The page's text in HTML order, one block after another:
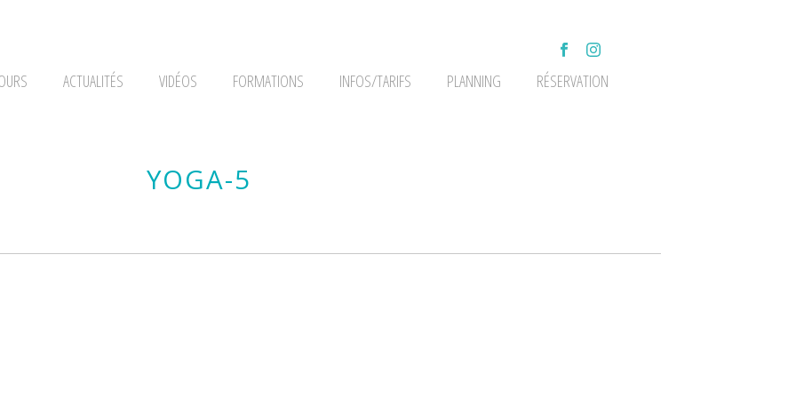
ACTUALITÉS VIDÉOS FORMATIONS INFOS/TARIFS PLANNING RÉSERVATION
YOGA-5